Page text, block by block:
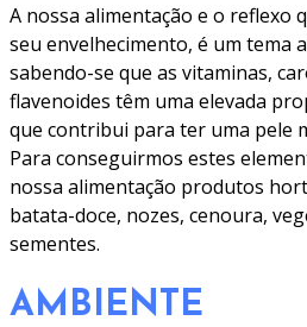
A nossa alimentação e o reflexo
seu envelhecimento, é um tema
sabendo-se que as vitaminas,
flavenoides têm uma elevada
que contribui para ter uma pele
Para conseguirmos estes
nossa alimentação produtos
batata-doce, nozes, cenoura,
sementes.
AMBIENTE